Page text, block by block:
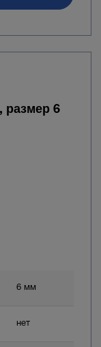
размер 6
6 мм
нет